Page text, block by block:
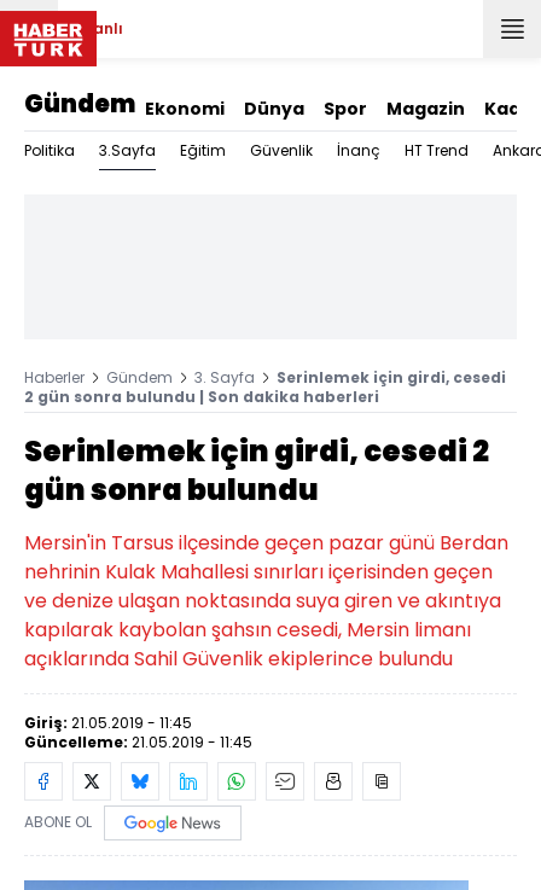
Canlı
Gündem Ekonomi Dünya Spor Magazin Kadın
Politika 3.Sayfa Eğitim Güvenlik İnanç HT Trend
Haberler Gündem 3. Sayfa
Serinlemek için girdi, cesedi
2 gün sonra bulundu | Son dakika haberleri
Serinlemek için girdi, cesedi 2
gün sonra bulundu
Mersin'in Tarsus ilçesinde geçen pazar günü Berdan
nehrinin Kulak Mahallesi sınırları içerisinden geçen
ve denize ulaşan noktasında suya giren ve akıntıya
kapılarak kaybolan şahsın cesedi, Mersin limanı
açıklarında Sahil Güvenlik ekiplerince bulundu
Giriş: 21.05.2019 - 11:45
Güncelleme: 21.05.2019 - 11:45
ABONE OL